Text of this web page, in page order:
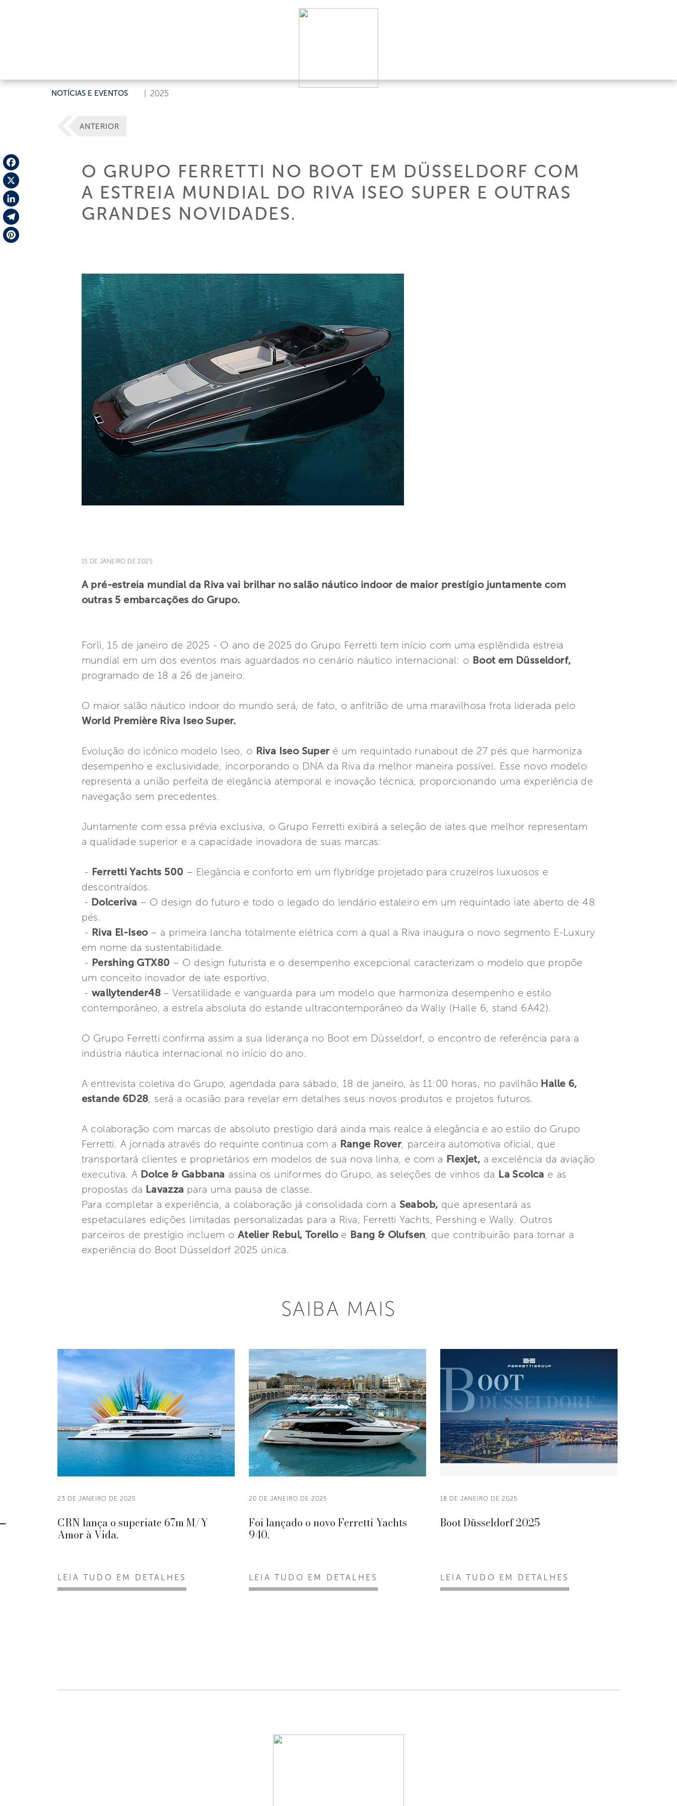
NOTÍCIAS E EVENTOS 2025
Facebook
X
LinkedIn
Telegram
ANTERIOR
O GRUPO FERRETTI NO BOOT EM DÜSSELDORF COM
A ESTREIA MUNDIAL DO RIVA ISEO SUPER E OUTRAS
GRANDES NOVIDADES.
15 DE JANEIRO DE 2025
A pré-estreia mundial da Riva vai brilhar no salão náutico indoor de maior prestígio juntamente com
outras 5 embarcações do Grupo.
Forlì, 15 de janeiro de 2025 - O ano de 2025 do Grupo Ferretti tem início com uma esplêndida estreia
mundial em um dos eventos mais aguardados no cenário náutico internacional: o Boot em Düsseldorf,
programado de 18 a 26 de janeiro.
O maior salão náutico indoor do mundo será, de fato, o anfitrião de uma maravilhosa frota liderada pelo
World Première Riva Iseo Super.
Evolução do icônico modelo Iseo, o Riva Iseo Super é um requintado runabout de 27 pés que harmoniza
desempenho e exclusividade, incorporando o DNA da Riva da melhor maneira possível. Esse novo modelo
representa a união perfeita de elegância atemporal e inovação técnica, proporcionando uma experiência de
navegação sem precedentes.
Juntamente com essa prévia exclusiva, o Grupo Ferretti exibirá a seleção de iates que melhor representam
a qualidade superior e a capacidade inovadora de suas marcas:
- Ferretti Yachts 500 – Elegância e conforto em um flybridge projetado para cruzeiros luxuosos e
descontraídos.
- Dolceriva – O design do futuro e todo o legado do lendário estaleiro em um requintado iate aberto de 48
pés.
- Riva El-Iseo– a primeira lancha totalmente elétrica com a qual a Riva inaugura o novo segmento E-Luxury
em nome da sustentabilidade.
- Pershing GTX80 – O design futurista e o desempenho excepcional caracterizam o modelo que propõe
um conceito inovador de iate esportivo.
- wallytender48– Versatilidade e vanguarda para um modelo que harmoniza desempenho e estilo
contemporâneo, a estrela absoluta do estande ultracontemporâneo da Wally (Halle 6, stand 6A42).
O Grupo Ferretti confirma assim a sua liderança no Boot em Düsseldorf, o encontro de referência para a
indústria náutica internacional no início do ano.
A entrevista coletiva do Grupo, agendada para sábado, 18 de janeiro, às 11:00 horas, no pavilhãoHalle 6,
estande 6D28, será a ocasião para revelar em detalhes seus novos produtos e projetos futuros.
A colaboração com marcas de absoluto prestígio dará ainda mais realce à elegância e ao estilo do Grupo
Ferretti. A jornada através do requinte continua com a Range Rover, parceira automotiva oficial, que
transportará clientes e proprietários em modelos de sua nova linha, e com a Flexjet, a excelência da aviação
executiva. A Dolce & Gabbana assina os uniformes do Grupo, as seleções de vinhos da La Scolca e as
propostas da Lavazza para uma pausa de classe.
Para completar a experiência, a colaboração já consolidada com a Seabob, que apresentará as
espetaculares edições limitadas personalizadas para a Riva, Ferretti Yachts, Pershing e Wally. Outros
parceiros de prestígio incluem o Atelier Rebul, Torello e Bang & Olufsen, que contribuirão para tornar a
experiência do Boot Düsseldorf 2025 única.
SAIBA MAIS
23 DE JANEIRO DE 2025
CRN lança o superiate 67m M/Y
Amor à Vida.
LEIA TUDO EM DETALHES
20 DE JANEIRO DE 2025
Foi lançado o novo Ferretti Yachts
940.
LEIA TUDO EM DETALHES
18 DE JANEIRO DE 2025
Boot Düsseldorf 2025
LEIA TUDO EM DETALHES